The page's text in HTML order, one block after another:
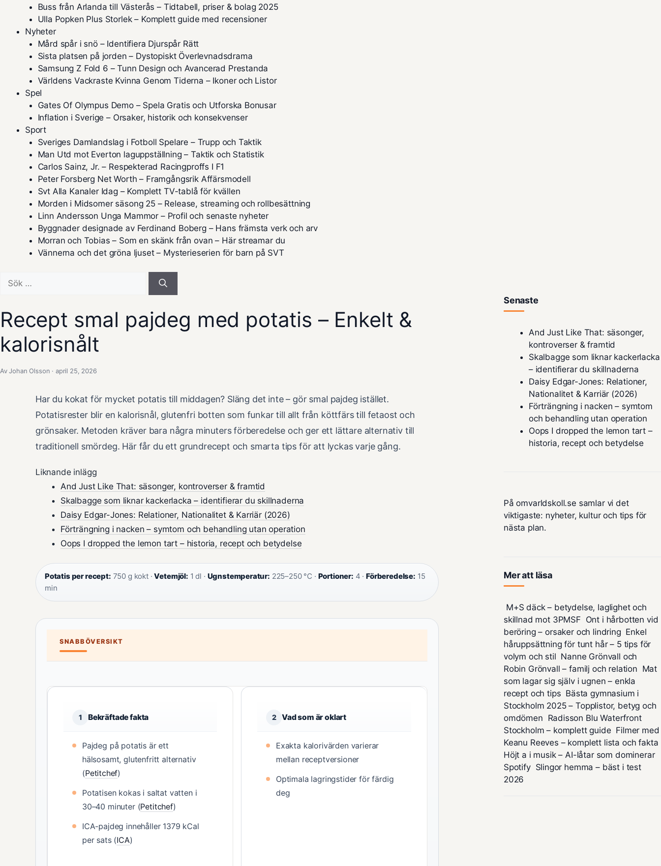
Buss från Arlanda till Västerås – Tidtabell, priser & bolag 2025
Ulla Popken Plus Storlek – Komplett guide med recensioner
Nyheter
Mård spår i snö – Identifiera Djurspår Rätt
Sista platsen på jorden – Dystopiskt Överlevnadsdrama
Samsung Z Fold 6 – Tunn Design och Avancerad Prestanda
Världens Vackraste Kvinna Genom Tiderna – Ikoner och Listor
Spel
Gates Of Olympus Demo – Spela Gratis och Utforska Bonusar
Inflation i Sverige – Orsaker, historik och konsekvenser
Sport
Sveriges Damlandslag i Fotboll Spelare – Trupp och Taktik
Man Utd mot Everton laguppställning – Taktik och Statistik
Carlos Sainz, Jr. – Respekterad Racingproffs I F1
Peter Forsberg Net Worth – Framgångsrik Affärsmodell
Svt Alla Kanaler Idag – Komplett TV-tablå för kvällen
Morden i Midsomer säsong 25 – Release, streaming och rollbesättning
Linn Andersson Unga Mammor – Profil och senaste nyheter
Byggnader designade av Ferdinand Boberg – Hans främsta verk och arv
Morran och Tobias – Som en skänk från ovan – Här streamar du
Vännerna och det gröna ljuset – Mysterieserien för barn på SVT
efter:
Recept smal pajdeg med potatis – Enkelt &
kalorisnålt
Av Johan Olsson · april 25, 2026
Har du kokat för mycket potatis till middagen? Släng det inte – gör smal pajdeg istället.
Potatisrester blir en kalorisnål, glutenfri botten som funkar till allt från köttfärs till fetaost och
grönsaker. Metoden kräver bara några minuters förberedelse och ger ett lättare alternativ till
traditionell smördeg. Här får du ett grundrecept och smarta tips för att lyckas varje gång.
Liknande inlägg
And Just Like That: säsonger, kontroverser & framtid
Skalbagge som liknar kackerlacka – identifierar du skillnaderna
Daisy Edgar-Jones: Relationer, Nationalitet & Karriär (2026)
Förträngning i nacken – symtom och behandling utan operation
Oops I dropped the lemon tart – historia, recept och betydelse
Potatis per recept: 750 g kokt ·Vetemjöl: 1 dl · Ugnstemperatur: 225–250 °C · Portioner: 4 ·Förberedelse: 15
min
SNABBÖVERSIKT
1 Bekräftade fakta
Pajdeg på potatis är ett
hälsosamt, glutenfritt alternativ
(Petitchef)
Potatisen kokas i saltat vatten i
30–40 minuter (Petitchef)
ICA-pajdeg innehåller 1379 kCal
per sats (ICA)
2 Vad som är oklart
Exakta kalorivärden varierar
mellan receptversioner
Optimala lagringstider för färdig
deg
Senaste
And Just Like That: säsonger,
kontroverser & framtid
Skalbagge som liknar kackerlacka
– identifierar du skillnaderna
Daisy Edgar-Jones: Relationer,
Nationalitet & Karriär (2026)
Förträngning i nacken – symtom
och behandling utan operation
Oops I dropped the lemon tart –
historia, recept och betydelse
På omvarldskoll.se samlar vi det
viktigaste: nyheter, kultur och tips för
nästa plan.
Mer att läsa
M+S däck – betydelse, laglighet och
skillnad mot 3PMSF Ont i hårbotten vid
beröring – orsaker och lindring Enkel
håruppsättning för tunt hår – 5 tips för
volym och stil Nanne Grönvall och
Robin Grönvall – familj och relation Mat
som lagar sig själv i ugnen – enkla
recept och tips Bästa gymnasium i
Stockholm 2025 – Topplistor, betyg och
omdömen Radisson Blu Waterfront
Stockholm – komplett guide Filmer med
Keanu Reeves – komplett lista och fakta
Höjt a i musik – AI-låtar som dominerar
Spotify Slingor hemma – bäst i test
2026